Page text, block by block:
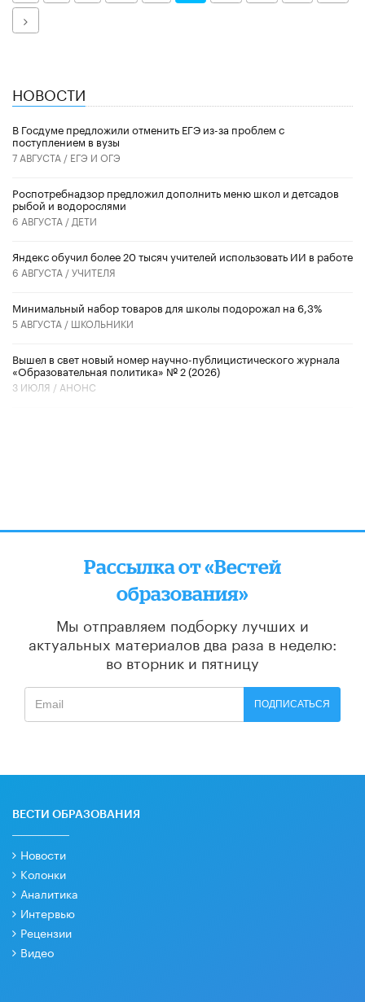
Далее
НОВОСТИ
В Госдуме предложили отменить ЕГЭ из-за проблем с
поступлением в вузы
7 АВГУСТА / ЕГЭ И ОГЭ
Роспотребнадзор предложил дополнить меню школ и детсадов
рыбой и водорослями
6 АВГУСТА / ДЕТИ
​Яндекс обучил более 20 тысяч учителей использовать ИИ в работе
6 АВГУСТА /УЧИТЕЛЯ
Минимальный набор товаров для школы подорожал на 6,3%
5 АВГУСТА / ШКОЛЬНИКИ
Вышел в свет новый номер научно-публицистического журнала
«Образовательная политика» № 2 (2026)
3 ИЮЛЯ / АНОНС
Рассылка от «Вестей
образования»
Мы отправляем подборку лучших и
актуальных материалов два раза в неделю:
во вторник и пятницу
ПОДПИСАТЬСЯ
ВЕСТИ ОБРАЗОВАНИЯ
Новости
Колонки
Аналитика
Интервью
Рецензии
Видео